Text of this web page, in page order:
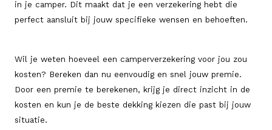
in je camper. Dit maakt dat je een verzekering hebt die
perfect aansluit bij jouw specifieke wensen en behoeften.
Wil je weten hoeveel een camperverzekering voor jou zou
kosten? Bereken dan nu eenvoudig en snel jouw premie.
Door een premie te berekenen, krijg je direct inzicht in de
kosten en kun je de beste dekking kiezen die past bij jouw
situatie.